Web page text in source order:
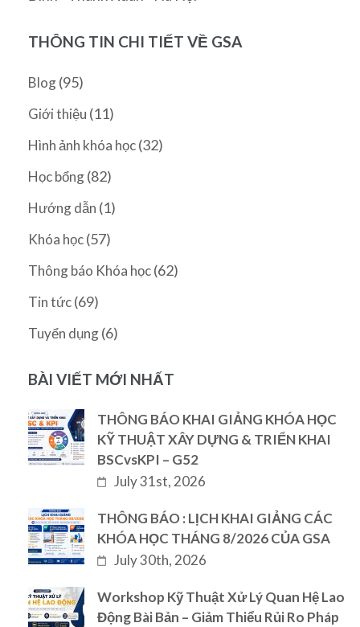
THÔNG TIN CHI TIẾT VỀ GSA
Blog(95)
Giới thiệu (11)
Hình ảnh khóa học(32)
Học bổng(82)
Hướng dẫn (1)
Khóa học(57)
Thông báo Khóa học(62)
Tin tức(69)
Tuyển dụng(6)
BÀI VIẾT MỚI NHẤT
THÔNG BÁO KHAI GIẢNG KHÓA HỌC
KỸ THUẬT XÂY DỰNG & TRIỂN KHAI
BSCvsKPI – G52
July 31st, 2026
THÔNG BÁO : LỊCH KHAI GIẢNG CÁC
KHÓA HỌC THÁNG 8/2026 CỦA GSA
July 30th, 2026
Workshop Kỹ Thuật Xử Lý Quan Hệ Lao
Động Bài Bản – Giảm Thiểu Rủi Ro Pháp